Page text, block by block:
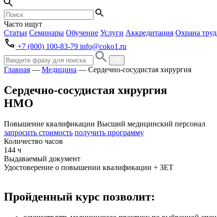
Часто ищут
Статьи Семинары Обучение Услуги Аккредитация Охрана
+7 (800) 100-83-79 info@coko1.ru
Главная — Медицина — Сердечно-сосудистая хирургия
Сердечно-сосудистая хирургия
НМО
Повышение квалификации Высший медицинский персонал
запросить стоимость получить программу
Количество часов
144 ч
Выдаваемый документ
Удостоверение о повышении квалификации + ЗЕТ
Пройденный курс позволит: